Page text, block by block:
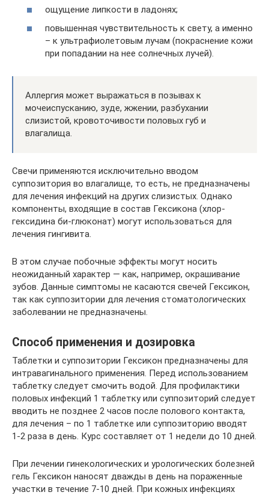
ощущение липкости в ладонях;
повышенная чувствительность к свету, а именно
– к ультрафиолетовым лучам (покраснение кожи
при попадании на нее солнечных лучей).
Аллергия может выражаться в позывах к
мочеиспусканию, зуде, жжении, разбухании
слизистой, кровоточивости половых губ и
влагалища.
Свечи применяются исключительно вводом
суппозитория во влагалище, то есть, не предназначены
для лечения инфекций на других слизистых. Однако
компоненты, входящие в состав Гексикона (хлор-
гексидина би-глюконат) могут использоваться для
лечения гингивита.
В этом случае побочные эффекты могут носить
неожиданный характер — как, например, окрашивание
зубов. Данные симптомы не касаются свечей Гексикон,
так как суппозитории для лечения стоматологических
заболевании не предназначены.
Способ применения и дозировка
Таблетки и суппозитории Гексикон предназначены для
интравагинального применения. Перед использованием
таблетку следует смочить водой. Для профилактики
половых инфекций 1 таблетку или суппозиторий следует
вводить не позднее 2 часов после полового контакта,
для лечения – по 1 таблетке или суппозиторию вводят
1-2 раза в день. Курс составляет от 1 недели до 10 дней.
При лечении гинекологических и урологических болезней
гель Гексикон наносят дважды в день на пораженные
участки в течение 7-10 дней. При кожных инфекциях